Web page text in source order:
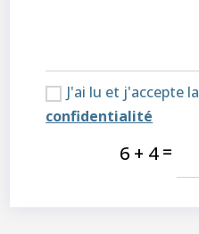
J'ai lu et j'accepte la
confidentialité
6 + 4=